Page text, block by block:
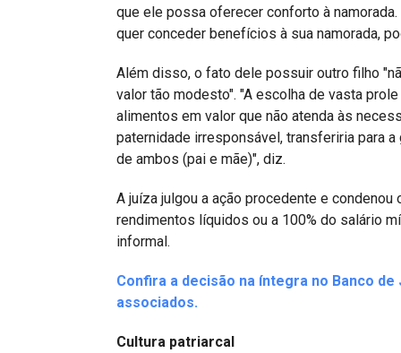
que ele possa oferecer conforto à
quer conceder benefícios à sua namorada,
Além disso, o fato dele possuir outro filho
valor tão modesto". "A escolha de vasta
alimentos em valor que não atenda às
paternidade irresponsável, transferiria para
de ambos (pai e mãe)", diz.
A juíza julgou a ação procedente e
rendimentos líquidos ou a 100% do salário
informal.
Confira a decisão na íntegra no Banco
associados.
Cultura patriarcal